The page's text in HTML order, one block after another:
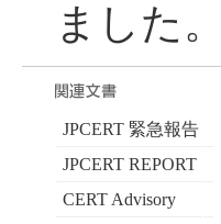
ました。
JPCERT 緊急報告
JPCERT REPORT
CERT Advisory